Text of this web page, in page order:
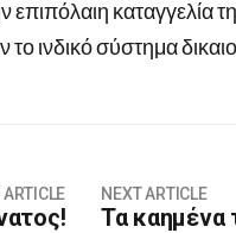
επιπόλαιη καταγγελία
το ινδικό σύστημα
NEXT ARTICLE
Τα καημένα